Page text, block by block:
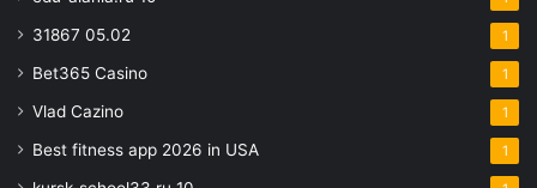
31867 05.02 1
Bet365 Casino 1
Vlad Cazino 1
Best fitness app 2026 in USA 1